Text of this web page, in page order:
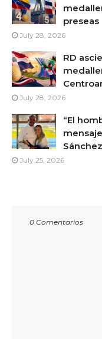
preseas
July 28, 2026
RD
July 28, 2026
“El
Sánchez
July 25, 2026
0 Comentarios